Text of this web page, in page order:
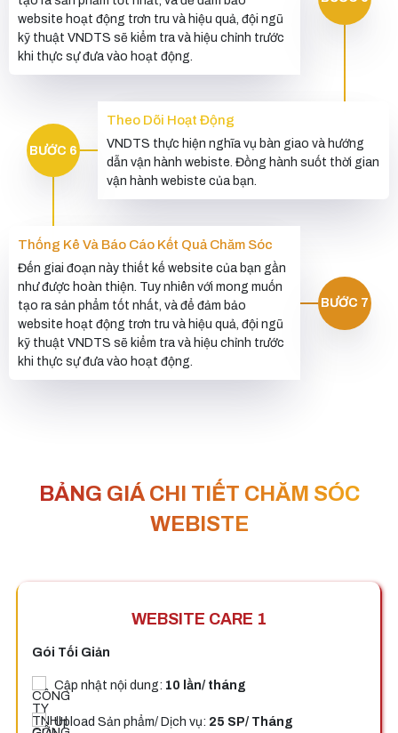
website hoạt động trơn tru và hiệu quả, đội ngũ
kỹ thuật VNDTS sẽ kiểm tra và hiệu chỉnh trước
khi thực sự đưa vào hoạt động.
BƯỚC 6
Theo Dõi Hoạt Động
VNDTS thực hiện nghĩa vụ bàn giao và hướng
dẫn vận hành webiste. Đồng hành suốt thời gian
vận hành webiste của bạn.
BƯỚC 7
Thống Kê Và Báo Cáo Kết Quả Chăm Sóc
Đến giai đoạn này thiết kế website của bạn gần
như được hoàn thiện. Tuy nhiên với mong muốn
tạo ra sản phẩm tốt nhất, và để đảm bảo
website hoạt động trơn tru và hiệu quả, đội ngũ
kỹ thuật VNDTS sẽ kiểm tra và hiệu chỉnh trước
khi thực sự đưa vào hoạt động.
BẢNG GIÁ CHI TIẾT CHĂM SÓC
WEBISTE
WEBSITE CARE 1
Gói Tối Giản
Cập nhật nội dung: 10 lần/ tháng
Upload Sản phẩm/ Dịch vụ: 25 SP/ Tháng